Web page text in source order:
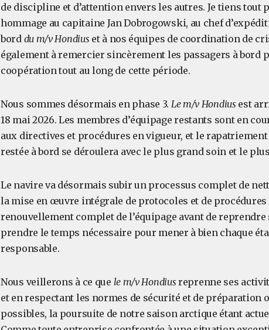
de discipline et d’attention envers les autres. Je tiens
hommage au capitaine Jan Dobrogowski, au chef
bord du m/v Hondius et à nos équipes de coordination de
également à remercier sincèrement les passagers à bord
coopération tout au long de cette période.
Nous sommes désormais en phase 3. Le m/v Hondius est
18 mai 2026. Les membres d’équipage restants sont en
aux directives et procédures en vigueur, et le
restée à bord se déroulera avec le plus grand soin et le
Le navire va désormais subir un processus complet de
la mise en œuvre intégrale de protocoles et de
renouvellement complet de l’équipage avant de
prendre le temps nécessaire pour mener à bien chaque
responsable.
Nous veillerons à ce que le m/v Hondius reprenne ses
et en respectant les normes de sécurité et de préparation
possibles, la poursuite de notre saison arctique étant